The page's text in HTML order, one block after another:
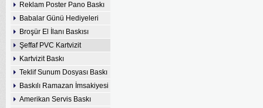
Reklam Poster Pano Baskı
Babalar Günü Hediyeleri
Broşür El İlanı Baskısı
Şeffaf PVC Kartvizit
Kartvizit Baskı
Teklif Sunum Dosyası Baskı
Baskılı Ramazan İmsakiyesi
Amerikan Servis Baskı